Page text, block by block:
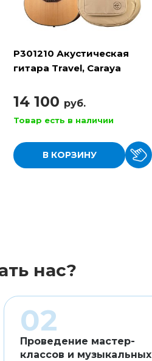
P301210 Акустическая
гитара Travel, Caraya
14 100 руб.
Товар есть в наличии
В КОРЗИНУ
нас?
Проведение мастер-
классов и музыкальных